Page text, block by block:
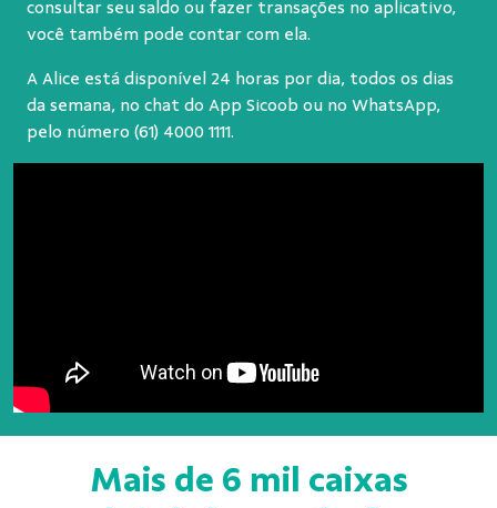
consultar seu saldo ou fazer transações no aplicativo,
você também pode contar com ela.
A Alice está disponível 24 horas por dia, todos os dias
da semana, no chat do App Sicoob ou no WhatsApp,
pelo número (61) 4000 1111.
Mais de 6 mil caixas